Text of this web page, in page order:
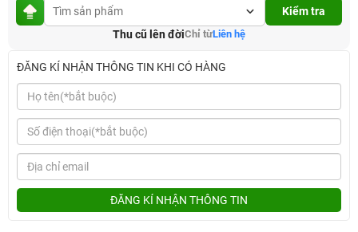
Kiểm tra
Thu cũ lên đờiChỉ từLiên hệ
ĐĂNG KÍ NHẬN THÔNG TIN KHI CÓ HÀNG
ĐĂNG KÍ NHẬN THÔNG TIN